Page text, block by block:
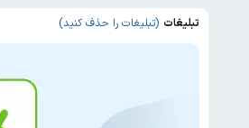
تبلیغات (تبلیغات را حذف کنید)